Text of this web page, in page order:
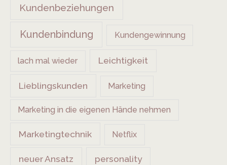
Kundenbeziehungen
Kundenbindung Kundengewinnung
lach mal wieder Leichtigkeit
Lieblingskunden Marketing
Marketing in die eigenen Hände nehmen
Marketingtechnik Netflix
neuer Ansatz personality